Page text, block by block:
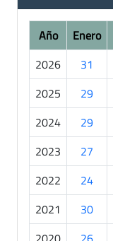
Año Enero
2026
31
2025
29
2024
29
2023
27
2022
24
2021
30